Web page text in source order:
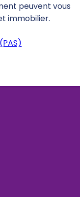
peuvent vous
immobilier.